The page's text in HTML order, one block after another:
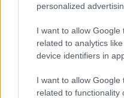
personalized
I want to allow Google
related to analytics
device identifiers in
I want to allow Google
related to functionality